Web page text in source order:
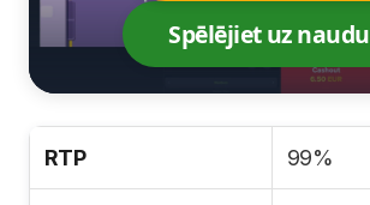
Spēlējiet uz naudu
RTP 99%